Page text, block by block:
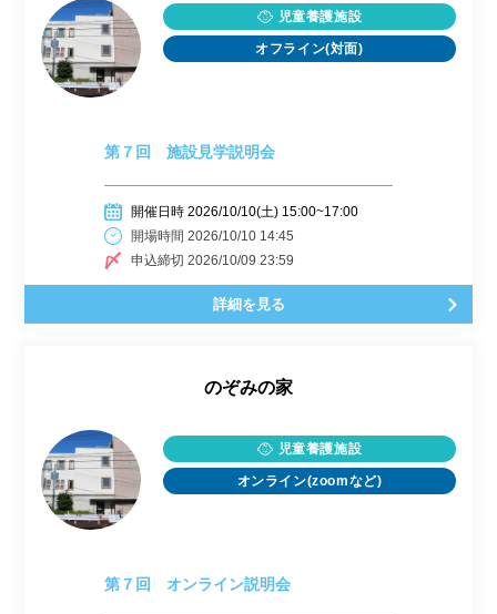
児童養護施設
オフライン(対面)
第７回 施設見学説明会
開催日時 2026/10/10(土) 15:00~17:00
開場時間 2026/10/10 14:45
申込締切 2026/10/09 23:59
詳細を見る
のぞみの家
児童養護施設
オンライン(zoomなど)
第７回 オンライン説明会